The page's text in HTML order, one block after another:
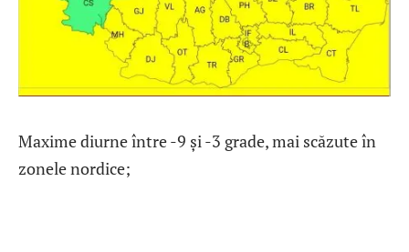
Maxime diurne între -9 și -3 grade, mai scăzute în
zonele nordice;